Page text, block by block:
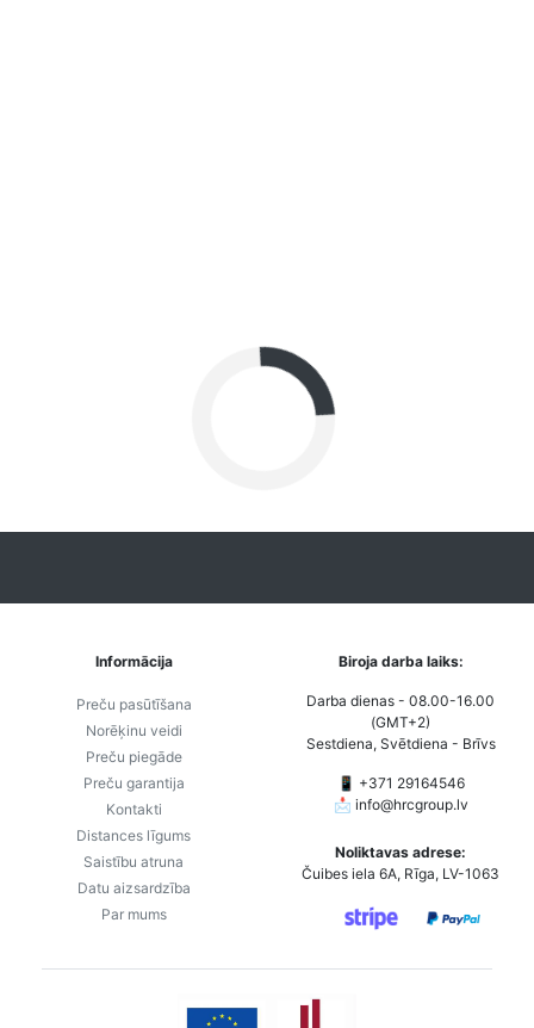
Informācija
Preču pasūtīšana
Norēķinu veidi
Preču piegāde
Preču garantija
Kontakti
Distances līgums
Saistību atruna
Datu aizsardzība
Par mums
Biroja darba laiks:
Darba dienas - 08.00-16.00
(GMT+2)
Sestdiena, Svētdiena - Brīvs
📱 +371 29164546
📩 info@hrcgroup.lv
Noliktavas adrese:
Čuibes iela 6A, Rīga, LV-1063